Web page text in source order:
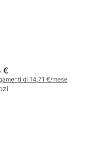
€
di 14,71 €/mese